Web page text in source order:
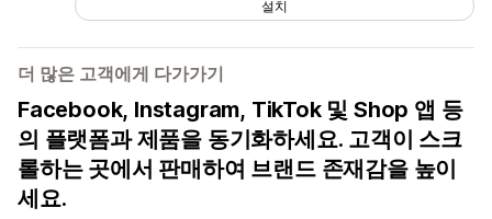
설치
더 많은 고객에게 다가가기
Facebook, Instagram, TikTok 및 Shop 앱 등
의 플랫폼과 제품을 동기화하세요. 고객이 스크
롤하는 곳에서 판매하여 브랜드 존재감을 높이
세요.